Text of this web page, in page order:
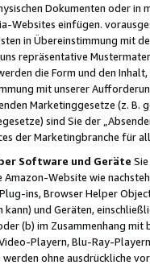
Dokumenten oder in
Websites einfügen.
in Übereinstimmung mit
repräsentative
die Form und den
mit unserer
Marketinggesetze (z. B.
sind Sie der
der Marketingbranche für
Software und Geräte
Website wie
ins, Browser Helper
und Geräten,
(b) im Zusammenhang
Playern, Blu-Ray-
ohne ausdrückliche